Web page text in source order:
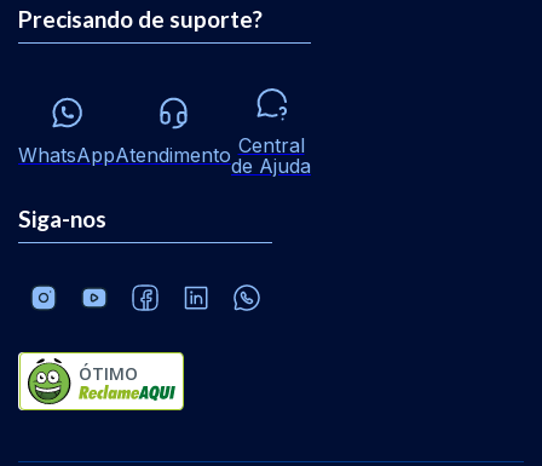
Precisando de suporte?
WhatsAppAtendimento Central
de Ajuda
Siga-nos
ÓTIMO